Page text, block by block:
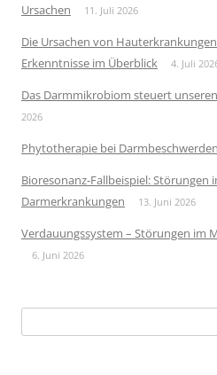
Ursachen
11. Juli 2026
Die Ursachen von
Erkenntnisse im Überblick
4. Juli
Das Darmmikrobiom steuert
2026
Phytotherapie bei Darmbeschwerden
Bioresonanz-Fallbeispiel: Störungen
Darmerkrankungen
13. Juni 2026
Verdauungssystem – Störungen im
6. Juni 2026
nach: